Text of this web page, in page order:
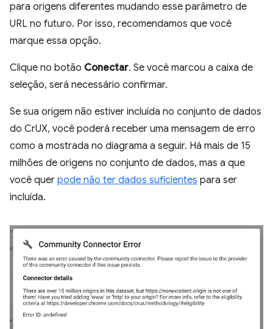
para origens diferentes mudando esse parâmetro de
URL no futuro. Por isso, recomendamos que você
marque essa opção.
Clique no botão Conectar. Se você marcou a caixa de
seleção, será necessário confirmar.
Se sua origem não estiver incluída no conjunto de dados
do CrUX, você poderá receber uma mensagem de erro
como a mostrada no diagrama a seguir. Há mais de 15
milhões de origens no conjunto de dados, mas a que
você quer pode não ter dados suficientes para ser
incluída.